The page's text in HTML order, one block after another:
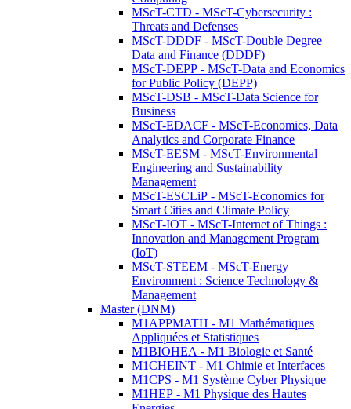
MScT-CTD - MScT-Cybersecurity :
Threats and Defenses
MScT-DDDF - MScT-Double Degree
Data and Finance (DDDF)
MScT-DEPP - MScT-Data and Economics
for Public Policy (DEPP)
MScT-DSB - MScT-Data Science for
Business
MScT-EDACF - MScT-Economics, Data
Analytics and Corporate Finance
MScT-EESM - MScT-Environmental
Engineering and Sustainability
Management
MScT-ESCLiP - MScT-Economics for
Smart Cities and Climate Policy
MScT-IOT - MScT-Internet of Things :
Innovation and Management Program
(IoT)
MScT-STEEM - MScT-Energy
Environment : Science Technology &
Management
Master (DNM)
M1APPMATH - M1 Mathématiques
Appliquées et Statistiques
M1BIOHEA - M1 Biologie et Santé
M1CHEINT - M1 Chimie et Interfaces
M1CPS - M1 Système Cyber Physique
M1HEP - M1 Physique des Hautes